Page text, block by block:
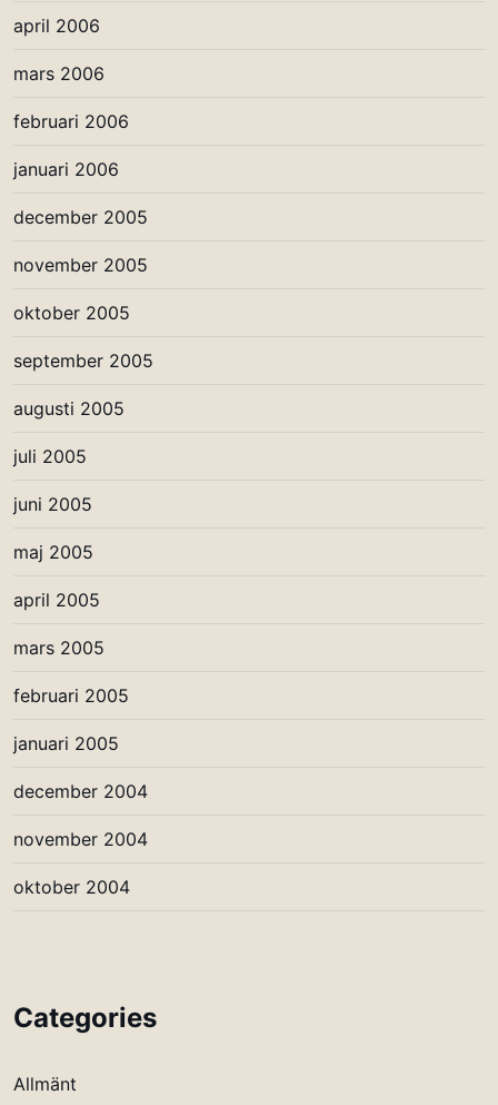
april 2006
mars 2006
februari 2006
januari 2006
december 2005
november 2005
oktober 2005
september 2005
augusti 2005
juli 2005
juni 2005
maj 2005
april 2005
mars 2005
februari 2005
januari 2005
december 2004
november 2004
oktober 2004
Categories
Allmänt